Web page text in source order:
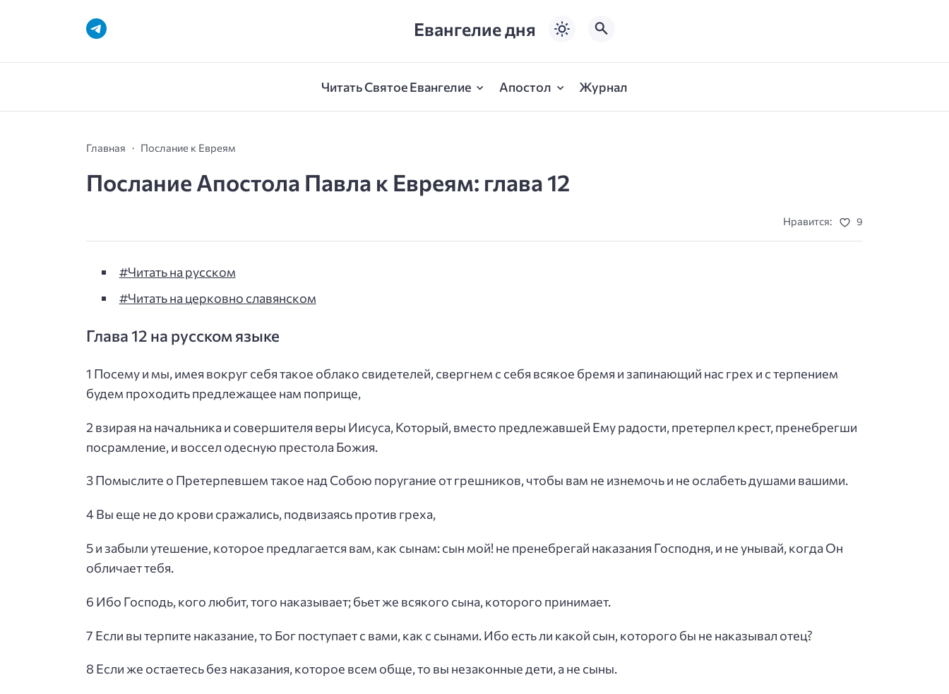
Евангелие дня
Читать Святое Евангелие Апостол Журнал
Главная Послание к Евреям
Послание Апостола Павла к Евреям: глава 12
Нравится: 9
#Читать на русском
#Читать на церковно славянском
Глава 12 на русском языке
1 Посему и мы, имея вокруг себя такое облако свидетелей, свергнем с себя всякое бремя и запинающий нас грех и с терпением
будем проходить предлежащее нам поприще,
2 взирая на начальника и совершителя веры Иисуса, Который, вместо предлежавшей Ему радости, претерпел крест, пренебрегши
посрамление, и воссел одесную престола Божия.
3 Помыслите о Претерпевшем такое над Собою поругание от грешников, чтобы вам не изнемочь и не ослабеть душами вашими.
4 Вы еще не до крови сражались, подвизаясь против греха,
5 и забыли утешение, которое предлагается вам, как сынам: сын мой! не пренебрегай наказания Господня, и не унывай, когда Он
обличает тебя.
6 Ибо Господь, кого любит, того наказывает; бьет же всякого сына, которого принимает.
7 Если вы терпите наказание, то Бог поступает с вами, как с сынами. Ибо есть ли какой сын, которого бы не наказывал отец?
8 Если же остаетесь без наказания, которое всем обще, то вы незаконные дети, а не сыны.